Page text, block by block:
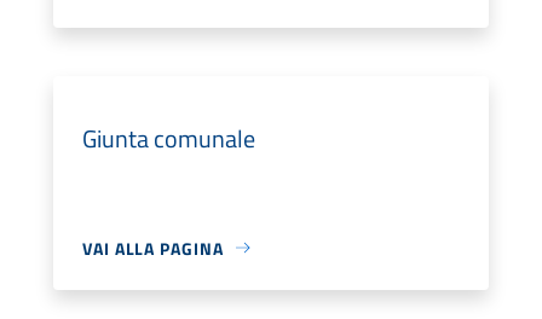
Giunta comunale
VAI ALLA PAGINA